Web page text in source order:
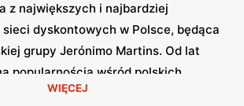
z największych i najbardziej
dyskontowych w Polsce, będąca
grupy Jerónimo Martins. Od lat
popularnością wśród polskich
szeroki asortyment produktów
WIĘCEJ